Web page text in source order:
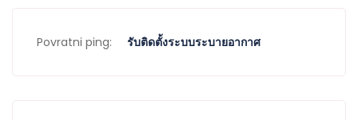
Povratni ping: รับติดตั้งระบบระบายอากาศ